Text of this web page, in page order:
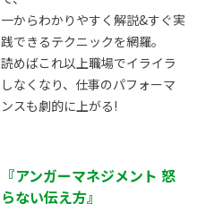
一からわかりやすく解説&すぐ実
践できるテクニックを網羅。
読めばこれ以上職場でイライラ
しなくなり、仕事のパフォーマ
ンスも劇的に上がる!
『アンガーマネジメント 怒
らない伝え方』